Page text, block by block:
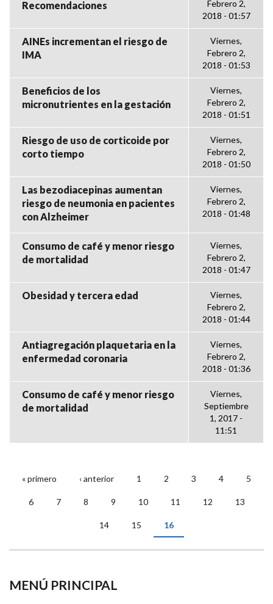
Recomendaciones
Febrero 2,
2018 - 01:57
AINEs incrementan el riesgo de
IMA
Viernes,
Febrero 2,
2018 - 01:53
Beneficios de los
micronutrientes en la gestación
Viernes,
Febrero 2,
2018 - 01:51
Riesgo de uso de corticoide por
corto tiempo
Viernes,
Febrero 2,
2018 - 01:50
Las bezodiacepinas aumentan
riesgo de neumonia en pacientes
con Alzheimer
Viernes,
Febrero 2,
2018 - 01:48
Consumo de café y menor riesgo
de mortalidad
Viernes,
Febrero 2,
2018 - 01:47
Obesidad y tercera edad
Viernes,
Febrero 2,
2018 - 01:44
Antiagregación plaquetaria en la
enfermedad coronaria
Viernes,
Febrero 2,
2018 - 01:36
Consumo de café y menor riesgo
de mortalidad
Viernes,
Septiembre
1, 2017 -
11:51
PÁGINAS
« primero ‹ anterior 1 2 3 4 5
6 7 8 9 10 11 12 13
14 15 16
MENÚ PRINCIPAL